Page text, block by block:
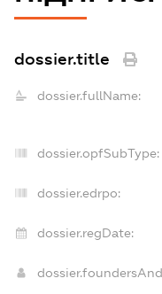
dossier.title
dossier.fullName:
dossier.opfSubType:
dossier.edrpo:
dossier.regDate: